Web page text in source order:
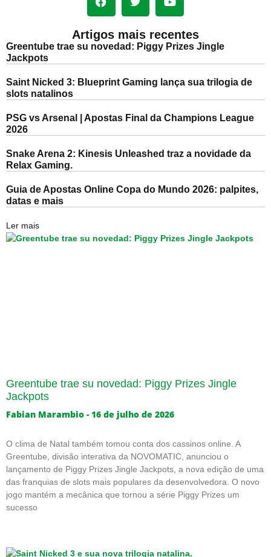
Artigos mais recentes
Greentube trae su novedad: Piggy Prizes Jingle
Jackpots
Saint Nicked 3: Blueprint Gaming lança sua trilogia de
slots natalinos
PSG vs Arsenal | Apostas Final da Champions League
2026
Snake Arena 2: Kinesis Unleashed traz a novidade da
Relax Gaming.
Guia de Apostas Online Copa do Mundo 2026: palpites,
datas e mais
Ler mais
Greentube trae su novedad: Piggy Prizes Jingle
Jackpots
Fabian Marambio 16 de julho de 2026
O clima de Natal também tomou conta dos cassinos online. A
Greentube, divisão interativa da NOVOMATIC, anunciou o
lançamento de Piggy Prizes Jingle Jackpots, a nova edição de uma
das franquias de slots mais populares da desenvolvedora. O novo
jogo mantém a mecânica que tornou a série Piggy Prizes um
sucesso